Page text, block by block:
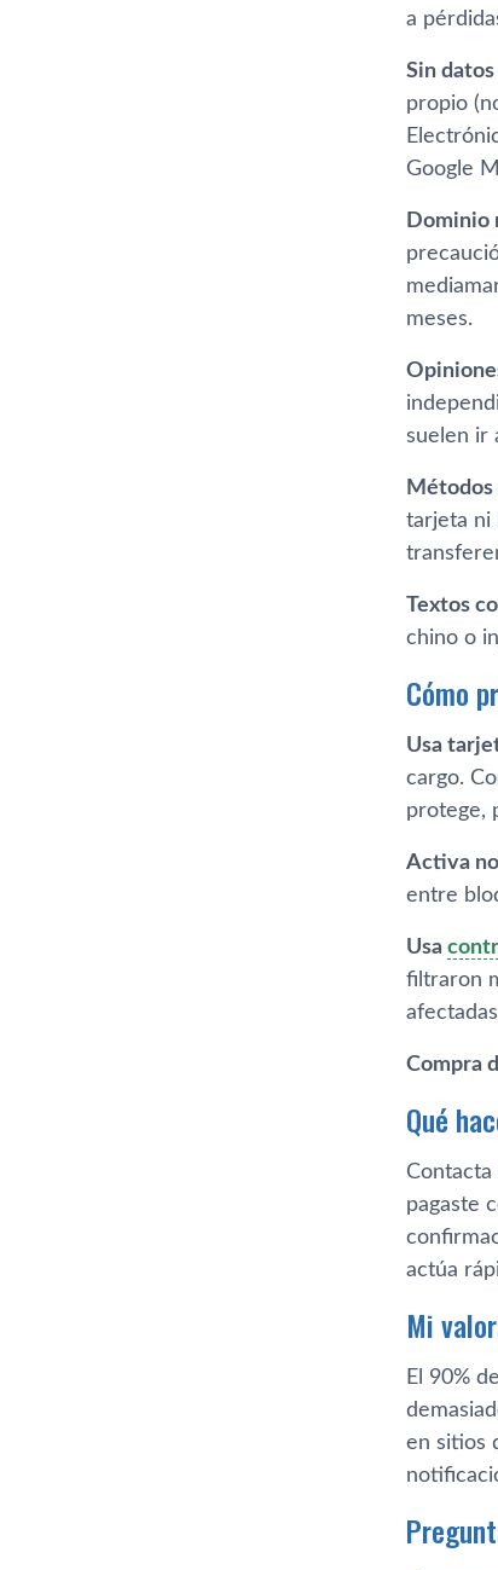
a
Sin
propio
Google
Dominio
meses.
suelen ir
Métodos
tarjeta ni
Textos
chino o
Cómo
Usa
cargo.
protege,
Activa
entre
Usa
filtraron
Compra
Qué
Contacta
pagaste
actúa
Mi
El 90%
en sitios